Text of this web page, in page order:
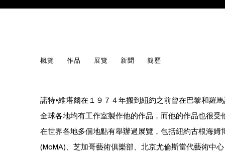
諾特•維塔爾 AMERICAN SWISS,
概覽 作品 展覽 新聞 簡歷
諾特•維塔爾在１９７４年搬到紐約之前曾在巴黎和羅
全球各地均有工作室製作他的作品，而他的作品也很受
在世界各地多個地點有舉辦過展覽，包括紐約古根海姆
(MoMA)、芝加哥藝術俱樂部、北京尤倫斯當代藝術中